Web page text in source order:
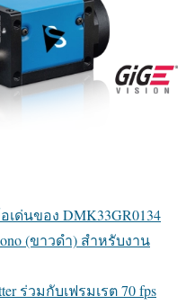
ด่นของ DMK33GR0134
(ขาวดำ) สำหรับงาน
ร่วมกับเฟรมเรต 70 fps